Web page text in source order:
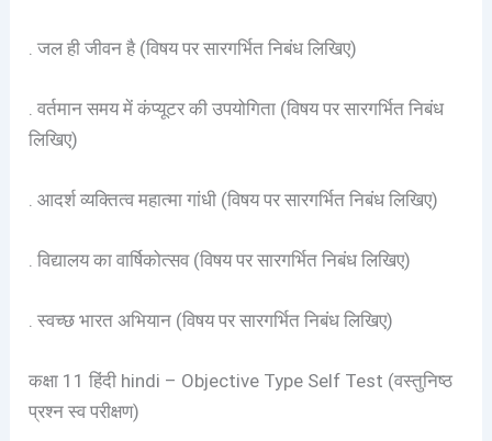
. जल ही जीवन है (विषय पर सारगर्भित निबंध लिखिए)
. वर्तमान समय में कंप्यूटर की उपयोगिता (विषय पर सारगर्भित निबंध
लिखिए)
. आदर्श व्यक्तित्व महात्मा गांधी (विषय पर सारगर्भित निबंध लिखिए)
. विद्यालय का वार्षिकोत्सव (विषय पर सारगर्भित निबंध लिखिए)
. स्वच्छ भारत अभियान (विषय पर सारगर्भित निबंध लिखिए)
कक्षा 11 हिंदी hindi – Objective Type Self Test (वस्तुनिष्ठ
प्रश्न स्व परीक्षण)